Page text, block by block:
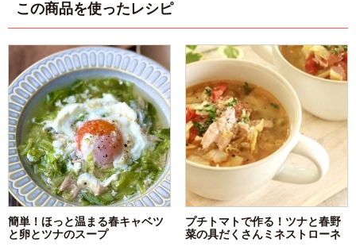
この商品を使ったレシピ
簡単！ほっと温まる春キャベツ
と卵とツナのスープ
プチトマトで作る！ツナと春野
菜の具だくさんミネストローネ